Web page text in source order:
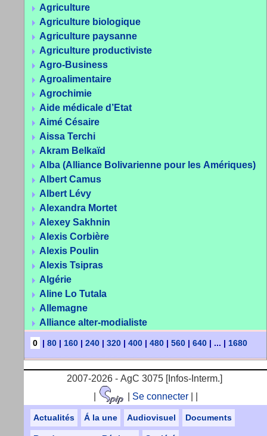
Agriculture
Agriculture biologique
Agriculture paysanne
Agriculture productiviste
Agro-Business
Agroalimentaire
Agrochimie
Aide médicale d’Etat
Aimé Césaire
Aissa Terchi
Akram Belkaïd
Alba (Alliance Bolivarienne pour les Amériques)
Albert Camus
Albert Lévy
Alexandra Mortet
Alexey Sakhnin
Alexis Corbière
Alexis Poulin
Alexis Tsipras
Algérie
Aline Lo Tutala
Allemagne
Alliance alter-modialiste
0 | 80 | 160 | 240 | 320 | 400 | 480 | 560 | 640 | ... | 1680
2007-2026 - AgC 3075 [Infos-Interm.]
Se connecter|
Actualités Á la une Audiovisuel Documents